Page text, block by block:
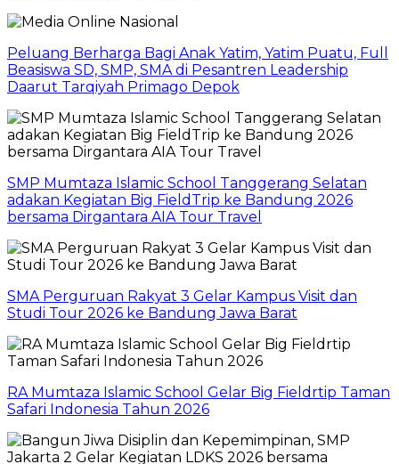
Peluang Berharga Bagi Anak Yatim, Yatim Puatu, Full
Beasiswa SD, SMP, SMA di Pesantren Leadership
Daarut Tarqiyah Primago Depok
SMP Mumtaza Islamic School Tanggerang Selatan
adakan Kegiatan Big FieldTrip ke Bandung 2026
bersama Dirgantara AIA Tour Travel
SMA Perguruan Rakyat 3 Gelar Kampus Visit dan
Studi Tour 2026 ke Bandung Jawa Barat
RA Mumtaza Islamic School Gelar Big Fieldrtip Taman
Safari Indonesia Tahun 2026